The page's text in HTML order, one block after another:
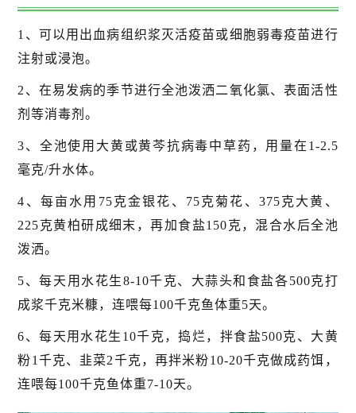
1、可以用出血病组织浆灭活疫苗或细胞弱毒疫苗进行
注射或浸泡。
2、在易发病的季节进行全池泼洒二氧化氯、表面活性
剂等消毒剂。
3、全池使用大黄或黄芩抗病毒中草药，用量在1-2.5
毫克/升水体。
4、每亩水用75克金银花、75克菊花、375克大黄、
225克黄柏研成细末，再加食盐150克，混合水后全池
泼洒。
5、每天用水花生8-10千克、大蒜头和食盐各500克打
成浆千克米糠，连喂每100千克鱼体重5天。
6、每天用水花生10千克，捣烂，拌食盐500克、大黄
粉1千克、韭菜2千克，再拌米粉10-20千克做成药饵，
连喂每100千克鱼体重7-10天。